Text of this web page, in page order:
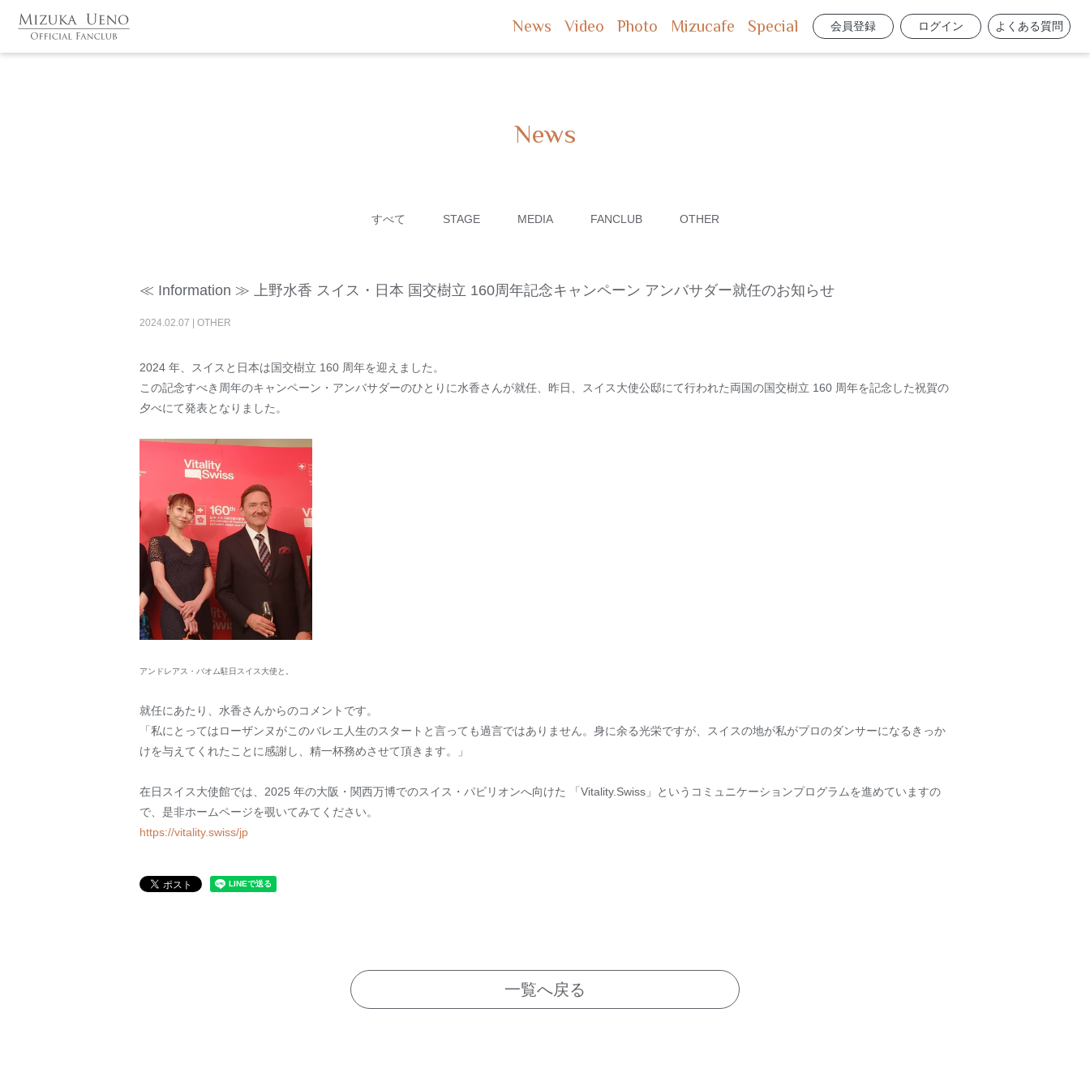
News Video Photo Mizucafe Special 会員登録 ログイン よくある質問
News
すべて STAGE MEDIA FANCLUB OTHER
≪ Information ≫ 上野水香 スイス・日本 国交樹立 160周年記念キャンペーン アンバサダー就任のお知らせ
2024.02.07 OTHER
2024 年、スイスと日本は国交樹立 160 周年を迎えました。
この記念すべき周年のキャンペーン・アンバサダーのひとりに水香さんが就任、昨日、スイス大使公邸にて行われた両国の国交樹立 160 周年を記念した祝賀の
夕べにて発表となりました。
アンドレアス・バオム駐日スイス大使と。
就任にあたり、水香さんからのコメントです。
「私にとってはローザンヌがこのバレエ人生のスタートと言っても過言ではありません。身に余る光栄ですが、スイスの地が私がプロのダンサーになるきっか
けを与えてくれたことに感謝し、精一杯務めさせて頂きます。」
在日スイス大使館では、2025 年の大阪・関西万博でのスイス・パビリオンへ向けた 「Vitality.Swiss」というコミュニケーションプログラムを進めていますの
で、是非ホームページを覗いてみてください。
https://vitality.swiss/jp
一覧へ戻る